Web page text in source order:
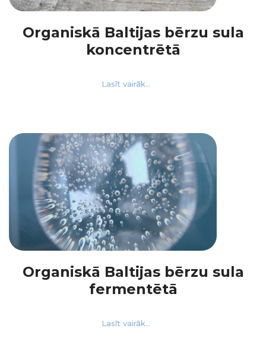
Organiskā Baltijas bērzu sula
koncentrētā
Lasīt vairāk...
Organiskā Baltijas bērzu sula
fermentētā
Lasīt vairāk...